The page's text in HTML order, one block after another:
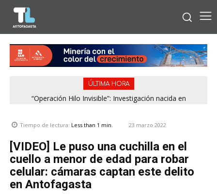
ÚLTIMA HORA
“Operación Hilo Invisible”: Investigación nacida en
Tiempo de lectura: Less than 1 min. 23 marzo 2022
[VIDEO] Le puso una cuchilla en el
cuello a menor de edad para robar
celular: cámaras captan este delito
en Antofagasta